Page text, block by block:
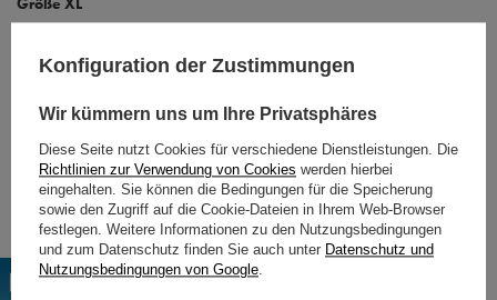
XXL
Oberweite 110, Taille 84-88, Hüfte 112-116
SZCZEGÓŁY PRODUKTU
KUNDENREZENSIONEN (0)
Konfiguration der Zustimmungen
Wir kümmern uns um Ihre Privatsphäres
Diese Seite nutzt Cookies für verschiedene Dienstleistungen. Die
Richtlinien zur Verwendung von Cookies werden hierbei
eingehalten. Sie können die Bedingungen für die Speicherung
sowie den Zugriff auf die Cookie-Dateien in Ihrem Web-Browser
festlegen. Weitere Informationen zu den Nutzungsbedingungen
und zum Datenschutz finden Sie auch unter Datenschutz und
Nutzungsbedingungen von Google